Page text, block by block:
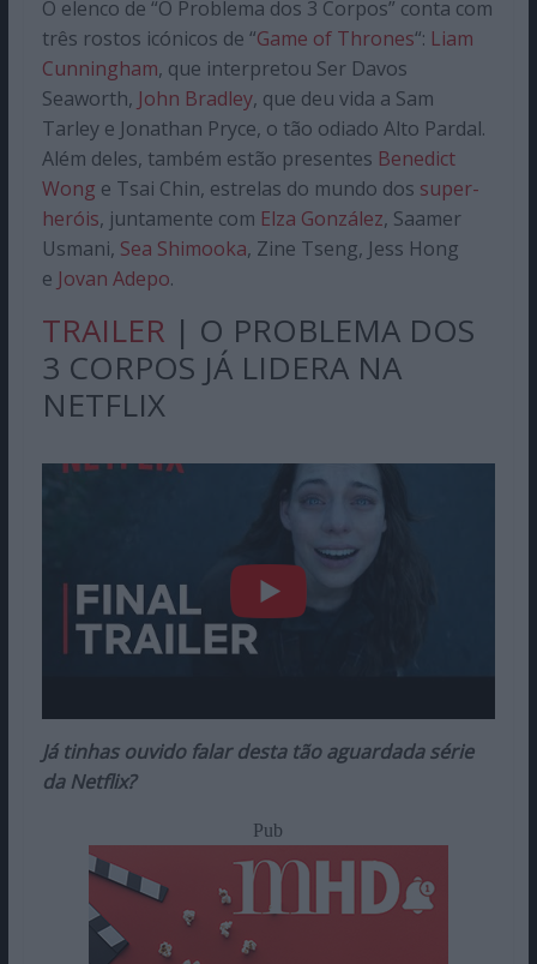
O elenco de “O Problema dos 3 Corpos” conta com
três rostos icónicos de “Game of Thrones“: Liam
Cunningham, que interpretou Ser Davos
Seaworth, John Bradley, que deu vida a Sam
Tarley e Jonathan Pryce, o tão odiado Alto Pardal.
Além deles, também estão presentes Benedict
Wong e Tsai Chin, estrelas do mundo dos super-
heróis, juntamente com Elza González, Saamer
Usmani, Sea Shimooka, Zine Tseng, Jess Hong
e Jovan Adepo.
TRAILER | O PROBLEMA DOS
3 CORPOS JÁ LIDERA NA
NETFLIX
Já tinhas ouvido falar desta tão aguardada série
da Netflix?
Pub